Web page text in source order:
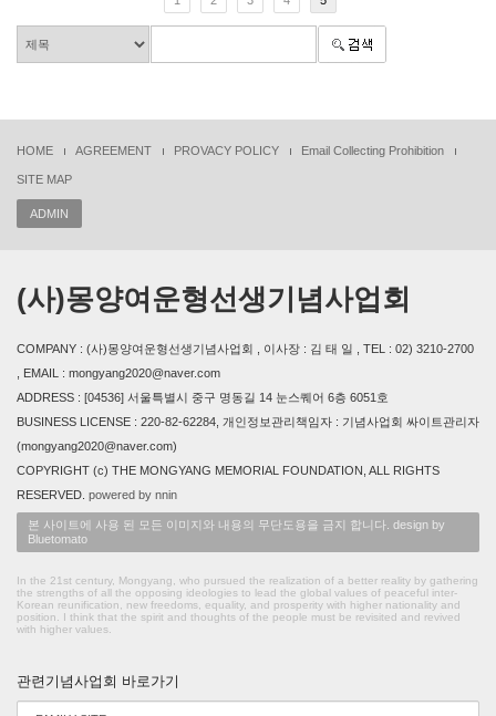
HOME AGREEMENT PROVACY POLICY Email Collecting Prohibition
SITE MAP
ADMIN
(사)몽양여운형선생기념사업회
COMPANY : (사)몽양여운형선생기념사업회 , 이사장 : 김 태 일 , TEL : 02) 3210-2700
, EMAIL : mongyang2020@naver.com
ADDRESS : [04536] 서울특별시 중구 명동길 14 눈스퀘어 6층 6051호
BUSINESS LICENSE : 220-82-62284, 개인정보관리책임자 : 기념사업회 싸이트관리자
(mongyang2020@naver.com)
COPYRIGHT (c) THE MONGYANG MEMORIAL FOUNDATION, ALL RIGHTS
RESERVED. powered by nnin
본 사이트에 사용 된 모든 이미지와 내용의 무단도용을 금지 합니다. design by
Bluetomato
In the 21st century, Mongyang, who pursued the realization of a better reality by gathering
the strengths of all the opposing ideologies to lead the global values of peaceful inter-
Korean reunification, new freedoms, equality, and prosperity with higher nationality and
position. I think that the spirit and thoughts of the people must be revisited and revived
with higher values.
관련기념사업회 바로가기